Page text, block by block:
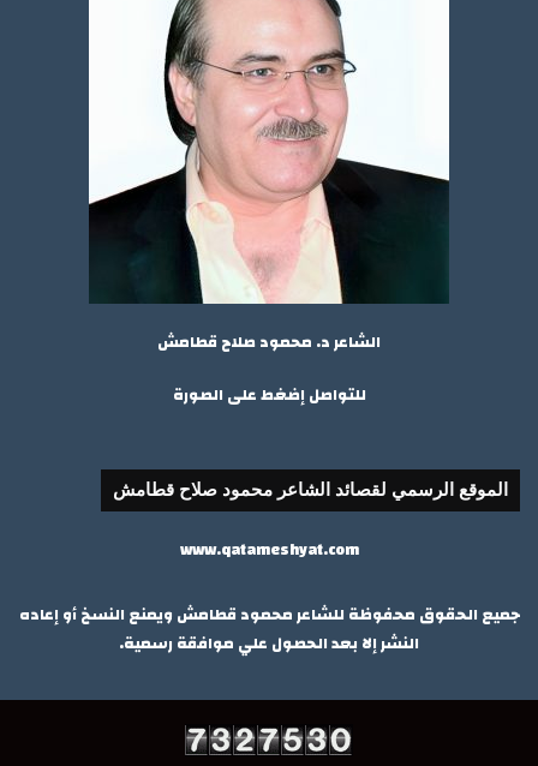
الشاعر د. محمود صلاح قطامش
للتواصل إضغط على الصورة
الموقع الرسمي لقصائد الشاعر محمود صلاح قطامش
www.qatameshyat.com
جميع الحقوق محفوظة للشاعر محمود قطامش ويمنع النسخ أو إعاده
النشر إلا بعد الحصول علي موافقة رسمية.